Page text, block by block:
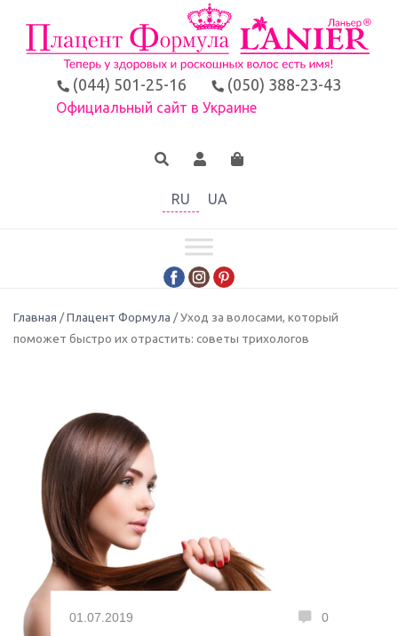
(044) 501-25-16 (050) 388-23-43
Официальный сайт в Украине
RU UA
Главная /Плацент Формула / Уход за волосами, который
поможет быстро их отрастить: советы трихологов
01.07.2019 0